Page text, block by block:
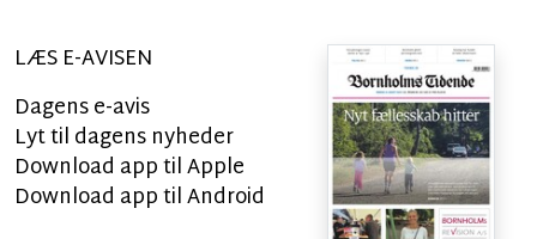
LÆS E-AVISEN
Dagens e-avis
Lyt til dagens nyheder
Download app til Apple
Download app til Android